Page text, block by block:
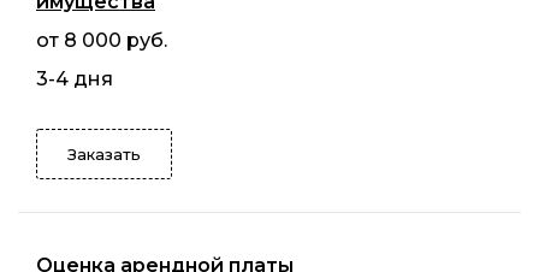
от 8 000 руб.
3-4 дня
Заказать
Оценка арендной платы